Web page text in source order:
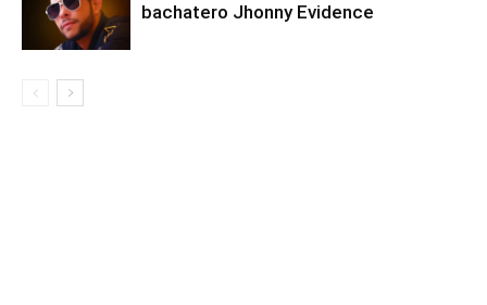
bachatero Jhonny Evidence